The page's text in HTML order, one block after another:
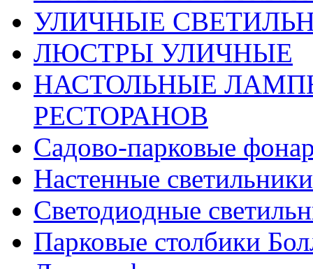
УЛИЧНЫЕ
ЛЮСТРЫ УЛИЧНЫЕ
НАСТОЛЬНЫЕ
РЕСТОРАНОВ
Садово-парковые
Настенные светильники
Светодиодные
Парковые столбики